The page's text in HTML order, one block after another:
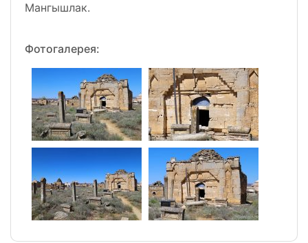
Мангышлак.
Фотогалерея: